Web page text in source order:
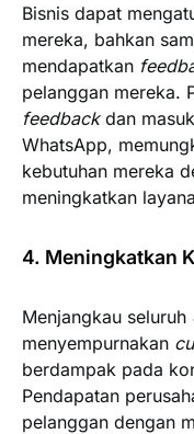
Bisnis dapat
mereka, bahkan
mendapatkan
pelanggan mereka.
feedbackdan
WhatsApp,
kebutuhan mereka
meningkatkan
4. Meningkatkan
Menjangkau seluruh
menyempurnakan
berdampak pada
Pendapatan
pelanggan dengan